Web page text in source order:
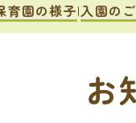
育園の様子 入園の
お